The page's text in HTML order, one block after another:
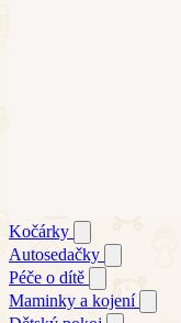
Kočárky
Autosedačky
Péče o dítě
Maminky a kojení